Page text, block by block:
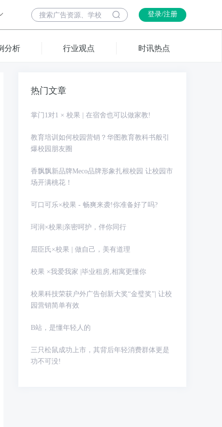
登录/注册
分析 行业观点 时讯热点
热门文章
掌门1对1 × 校果 | 在宿舍也可以做家教!
教育培训如何校园营销？华图教育教科书般引
爆校园朋友圈
香飘飘新品牌Meco品牌形象扎根校园 让校园市
场开满桃花！
可口可乐×校果 - 畅爽来袭!你准备好了吗?
珂润×校果|亲密呵护，伴你同行
屈臣氏×校果 | 做自己，美有道理
校果 ×我爱我家 |毕业租房,相寓更懂你
校果科技荣获户外广告创新大奖“金璧奖”| 让校
园营销简单有效
B站，是懂年轻人的
三只松鼠成功上市，其背后年轻消费群体更是
功不可没!